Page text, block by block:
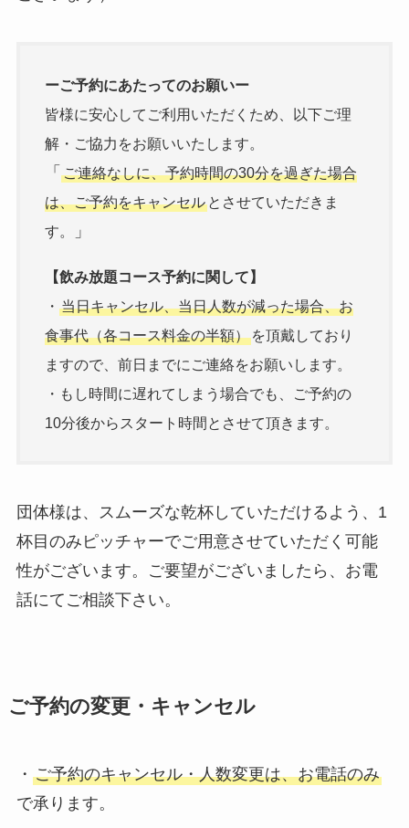
ーご予約にあたってのお願いー
皆様に安心してご利用いただくため、以下ご理
解・ご協力をお願いいたします。
「 ご連絡なしに、予約時間の30分を過ぎた場合
は、ご予約をキャンセルとさせていただきま
す。
」
【飲み放題コース予約に関して】
・ 当日キャンセル、当日人数が減った場合、お
食事代（各コース料金の半額）を頂戴しており
ますので、前日までにご連絡をお願いします。
・もし時間に遅れてしまう場合でも、ご予約の
10分後からスタート時間とさせて頂きます。
団体様は、スムーズな乾杯していただけるよう、1
杯目のみピッチャーでご用意させていただく可能
性がございます。ご要望がございましたら、お電
話にてご相談下さい。
ご予約の変更・キャンセル
・ ご予約のキャンセル・人数変更は、お電話のみ
で承ります。